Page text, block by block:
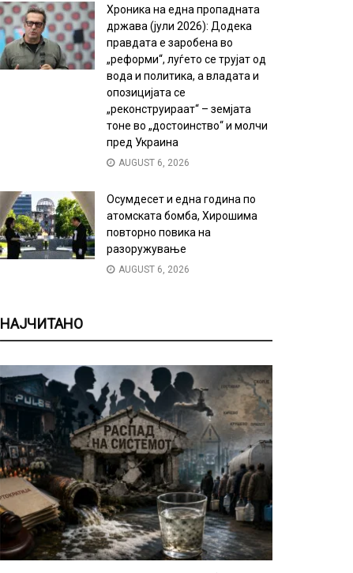
Хроника на една пропадната
држава (јули 2026): Додека
правдата е заробена во
„реформи“, луѓето се трујат од
вода и политика, а владата и
опозицијата се
„реконструираат“ – земјата
тоне во „достоинство“ и молчи
пред Украина
AUGUST 6, 2026
Осумдесет и една година по
атомската бомба, Хирошима
повторно повика на
разоружување
AUGUST 6, 2026
НАЈЧИТАНО